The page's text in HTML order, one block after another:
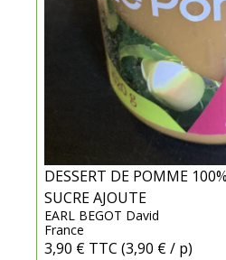
DESSERT DE POMME
SUCRE AJOUTE
EARL BEGOT David
France
3,90 € TTC (3,90 € / p)